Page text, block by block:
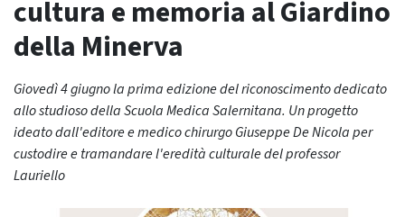
cultura e memoria al Giardino
della Minerva
Giovedì 4 giugno la prima edizione del riconoscimento dedicato
allo studioso della Scuola Medica Salernitana. Un progetto
ideato dall'editore e medico chirurgo Giuseppe De Nicola per
custodire e tramandare l'eredità culturale del professor
Lauriello